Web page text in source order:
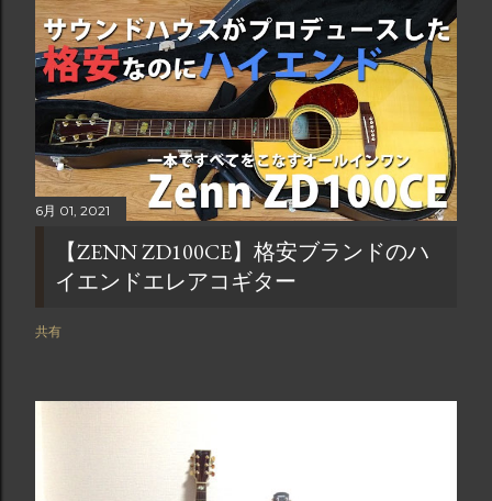
6月 01, 2021
【ZENN ZD100CE】格安ブランドのハ
イエンドエレアコギター
共有